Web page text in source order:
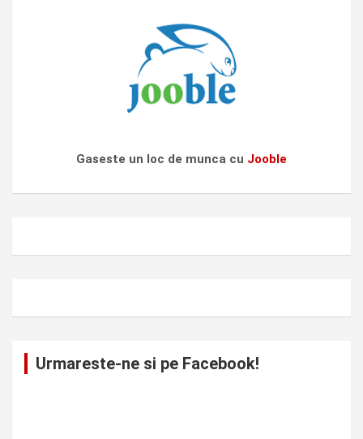
Gaseste un loc de munca cu Jooble
Urmareste-ne si pe Facebook!